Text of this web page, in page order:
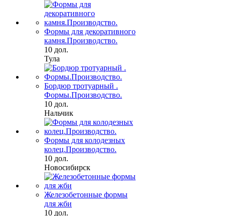
Формы для декоративного
камня.Производство.
10 дол.
Тула
Бордюр тротуарный .
Формы.Производство.
10 дол.
Нальчик
Формы для колодезных
колец.Производство.
10 дол.
Новосибирск
Железобетонные формы
для жби
10 дол.